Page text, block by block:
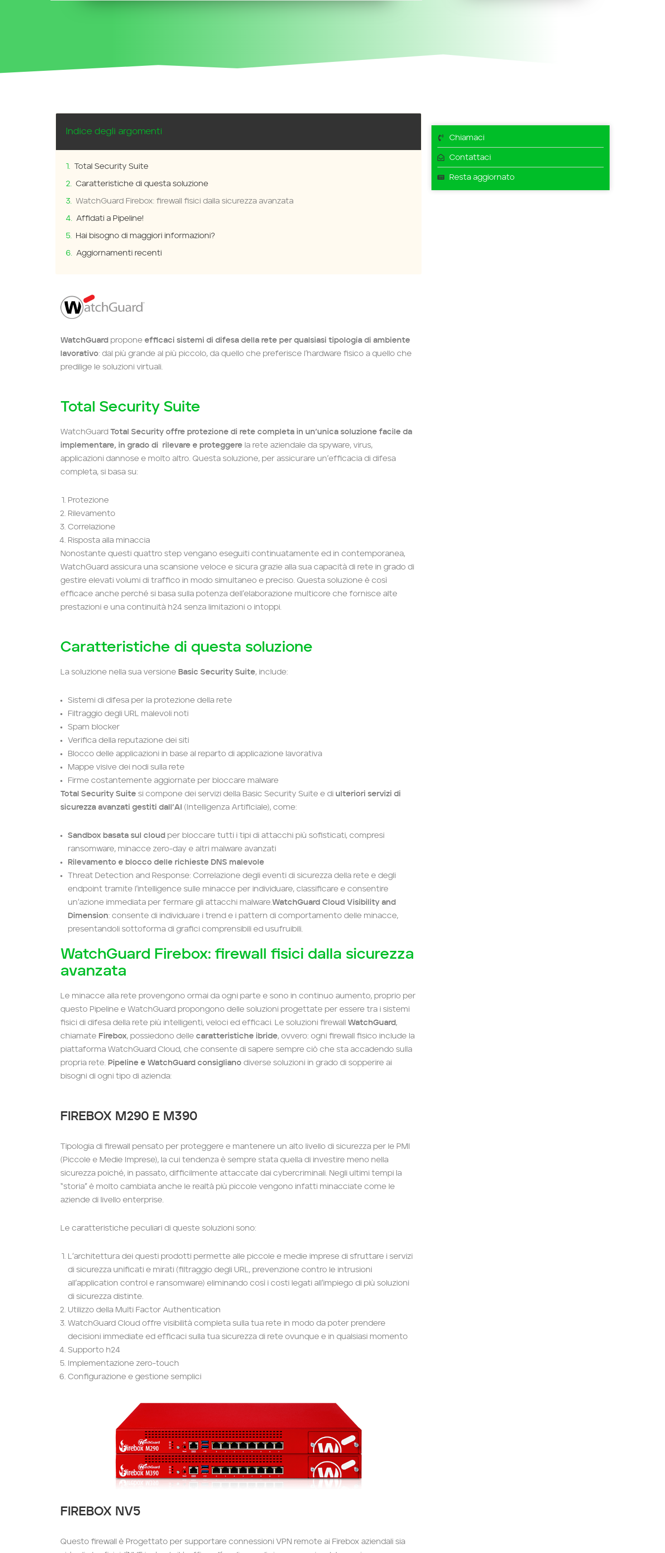
Indice degli argomenti
Total Security Suite
Caratteristiche di questa soluzione
WatchGuard Firebox: firewall fisici dalla sicurezza avanzata
Affidati a Pipeline!
Hai bisogno di maggiori informazioni?
Aggiornamenti recenti
WatchGuard propone efficaci sistemi di difesa della rete per qualsiasi tipologia di ambiente
lavorativo: dal più grande al più piccolo, da quello che preferisce l’hardware fisico a quello che
predilige le soluzioni virtuali.
Total Security Suite
WatchGuard Total Security offre protezione di rete completa in un’unica soluzione facile da
implementare, in grado di rilevare e proteggere la rete aziendale da spyware, virus,
applicazioni dannose e molto altro. Questa soluzione, per assicurare un’efficacia di difesa
completa, si basa su:
Protezione
Rilevamento
Correlazione
Risposta alla minaccia
Nonostante questi quattro step vengano eseguiti continuatamente ed in contemporanea,
WatchGuard assicura una scansione veloce e sicura grazie alla sua capacità di rete in grado di
gestire elevati volumi di traffico in modo simultaneo e preciso. Questa soluzione è così
efficace anche perché si basa sulla potenza dell’elaborazione multicore che fornisce alte
prestazioni e una continuità h24 senza limitazioni o intoppi.
Caratteristiche di questa soluzione
La soluzione nella sua versione Basic Security Suite, include:
Sistemi di difesa per la protezione della rete
Filtraggio degli URL malevoli noti
Spam blocker
Verifica della reputazione dei siti
Blocco delle applicazioni in base al reparto di applicazione lavorativa
Mappe visive dei nodi sulla rete
Firme costantemente aggiornate per bloccare malware
Total Security Suite si compone dei servizi della Basic Security Suite e di ulteriori servizi di
sicurezza avanzati gestiti dall’AI (Intelligenza Artificiale), come:
Sandbox basata sul cloud per bloccare tutti i tipi di attacchi più sofisticati, compresi
ransomware, minacce zero-day e altri malware avanzati
Rilevamento e blocco delle richieste DNS malevole
Threat Detection and Response: Correlazione degli eventi di sicurezza della rete e degli
endpoint tramite l’intelligence sulle minacce per individuare, classificare e consentire
un’azione immediata per fermare gli attacchi malware.WatchGuard Cloud Visibility and
Dimension: consente di individuare i trend e i pattern di comportamento delle minacce,
presentandoli sottoforma di grafici comprensibili ed usufruibili.
WatchGuard Firebox: firewall fisici dalla sicurezza
avanzata
Le minacce alla rete provengono ormai da ogni parte e sono in continuo aumento, proprio per
questo Pipeline e WatchGuard propongono delle soluzioni progettate per essere tra i sistemi
fisici di difesa della rete più intelligenti, veloci ed efficaci. Le soluzioni firewall WatchGuard,
chiamate Firebox, possiedono delle caratteristiche ibride, ovvero: ogni firewall fisico include la
piattaforma WatchGuard Cloud, che consente di sapere sempre ciò che sta accadendo sulla
propria rete.
Pipeline e WatchGuard consigliano diverse soluzioni in grado di sopperire ai
bisogni di ogni tipo di azienda:
FIREBOX M290 E M390
Tipologia di firewall pensato per proteggere e mantenere un alto livello di sicurezza per le PMI
(Piccole e Medie Imprese), la cui tendenza è sempre stata quella di investire meno nella
sicurezza poiché, in passato, difficilmente attaccate dai cybercriminali. Negli ultimi tempi la
“storia” è molto cambiata anche le realtà più piccole vengono infatti minacciate come le
aziende di livello enterprise.
Le caratteristiche peculiari di queste soluzioni sono:
L’architettura dei questi prodotti permette alle piccole e medie imprese di sfruttare i servizi
di sicurezza unificati e mirati (filtraggio degli URL, prevenzione contro le intrusioni
all’application control e ransomware) eliminando così i costi legati all’impiego di più soluzioni
di sicurezza distinte.
Utilizzo della Multi Factor Authentication
WatchGuard Cloud offre visibilità completa sulla tua rete in modo da poter prendere
decisioni immediate ed efficaci sulla tua sicurezza di rete ovunque e in qualsiasi momento
Supporto h24
Implementazione zero-touch
Configurazione e gestione semplici
FIREBOX NV5
Questo firewall è Progettato per supportare connessioni VPN remote ai Firebox aziendali sia
Chiamaci
Contattaci
Resta aggiornato